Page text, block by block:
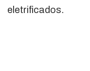
eletrificados.